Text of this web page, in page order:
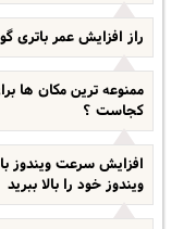
راز افزایش عمر باتری
ممنوعه ترین مکان ها
کجاست ؟
ویندوز خود را بالا ببرید